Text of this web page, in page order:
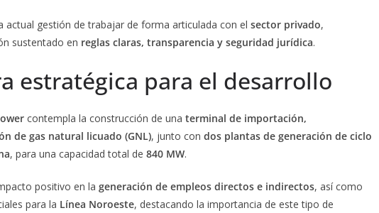
actual gestión de trabajar de forma articulada con el sector privado,
sustentado en reglas claras, transparencia y seguridad jurídica.
estratégica para el desarrollo
contempla la construcción de una terminal de importación,
de gas natural licuado (GNL), junto con dos plantas de generación de ciclo
, para una capacidad total de 840 MW.
positivo en la generación de empleos directos e indirectos, así como
para la Línea Noroeste, destacando la importancia de este tipo de